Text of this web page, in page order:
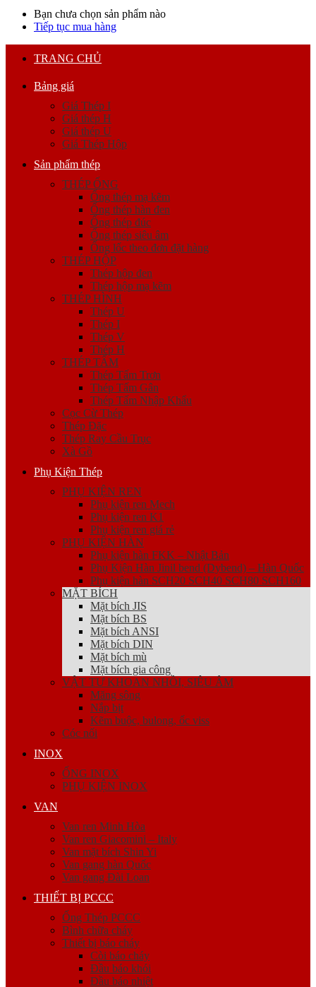
Bạn chưa chọn sản phẩm nào
Tiếp tục mua hàng
TRANG CHỦ
Bảng giá
Giá Thép I
Giá thép H
Giá thép U
Giá Thép Hộp
Sản phẩm thép
THÉP ỐNG
Ống thép mạ kẽm
Ống thép hàn đen
Ống thép đúc
Ống thép siêu âm
Ống lốc theo đơn đặt hàng
THÉP HỘP
Thép hộp đen
Thép hộp mạ kẽm
THÉP HÌNH
Thép U
Thép I
Thép V
Thép H
THÉP TẤM
Thép Tấm Trơn
Thép Tấm Gân
Thép Tấm Nhập Khẩu
Cọc Cừ Thép
Thép Đặc
Thép Ray Cầu Trục
Xà Gồ
Phụ Kiện Thép
PHỤ KIỆN REN
Phụ kiện ren Mech
Phụ kiện ren K1
Phụ kiện ren giá rẻ
PHỤ KIỆN HÀN
Phụ kiện hàn FKK – Nhật Bản
Phụ Kiện Hàn Jinil bend (Dybend) – Hàn Quốc
Phụ kiện hàn SCH20 SCH40 SCH80 SCH160
MẶT BÍCH
Mặt bích JIS
Mặt bích BS
Mặt bích ANSI
Mặt bích DIN
Mặt bích mù
Mặt bích gia công
VẬT TƯ KHOAN NHỒI, SIÊU ÂM
Măng sông
Nắp bịt
Kẽm buộc, bulong, ốc viss
Cóc nối
INOX
ỐNG INOX
PHỤ KIỆN INOX
VAN
Van ren Minh Hòa
Van ren Giacomini – Italy
Van mặt bích Shin Yi
Van gang hàn Quốc
Van gang Đài Loan
THIẾT BỊ PCCC
Ống Thép PCCC
Bình chữa cháy
Thiết bị báo cháy
Còi báo cháy
Đầu báo khói
Đầu báo nhiệt